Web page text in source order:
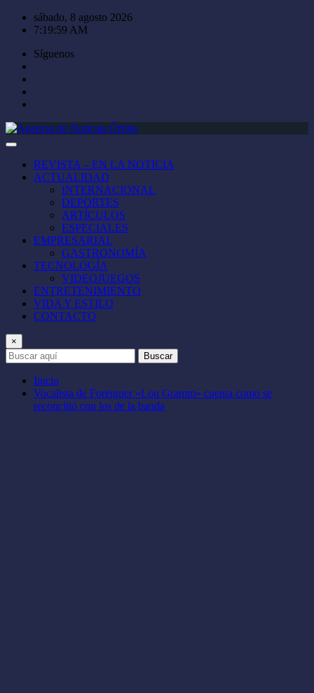
Saltar
sábado, 8 agosto 2026
7:20:00 AM
Síguenos
REVISTA – EN LA NOTICIA
ACTUALIDAD
INTERNACIONAL
DEPORTES
ARTÍCULOS
ESPECIALES
EMPRESARIAL
GASTRONOMÍA
TECNOLOGÍA
VIDEOJUEGOS
ENTRETENIMIENTO
VIDA Y ESTILO
CONTACTO
×
Buscar
Inicio
Vocalista de Foreigner «Lou Gramm» cuenta como se
reconcilió con los de la banda